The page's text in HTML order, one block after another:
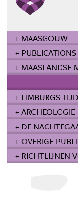
+ MAASGOUW
+ PUBLICATIONS
+ MAASLANDSE
+ LIMBURGS
+
+ DE
+ OVERIGE
+ RICHTLIJNEN